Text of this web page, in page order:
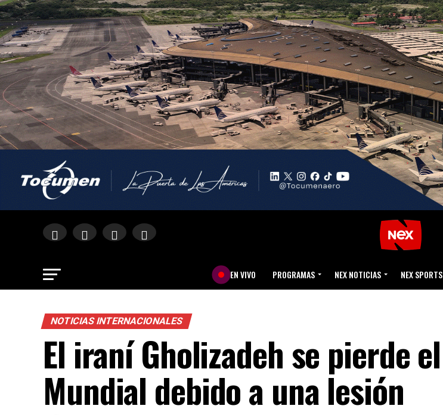
EN VIVO PROGRAMAS NEX NOTICIAS NEX SPORTS
NOTICIAS INTERNACIONALES
El iraní Gholizadeh se pierde el
Mundial debido a una lesión